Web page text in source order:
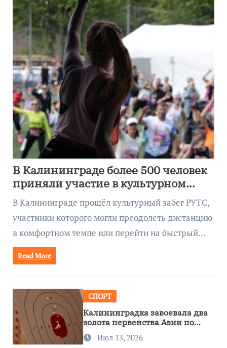
В Калининграде более 500 человек
приняли участие в культурном
забеге
В Калининграде прошёл культурный забег РУТС,
участники которого могли преодолеть дистанцию
в комфортном темпе или перейти на быстрый…
Read More
СПОРТ
Калининградка завоевала два
золота первенства Азии по
метанию ножа
Июл 13, 2026